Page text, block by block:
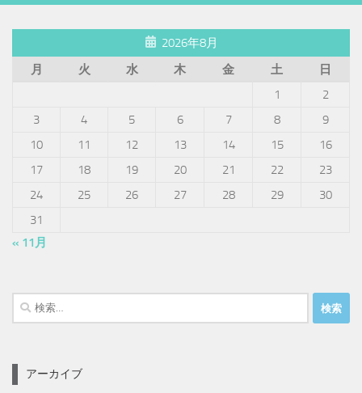
2026年8月
月
火 水 木 金 土
日
1
2
3
4 5 6 7 8
9
10
11 12 13 14 15
16
17
18 19 20 21 22
23
24
25 26 27 28 29
30
31
« 11月
検
索:
アーカイブ